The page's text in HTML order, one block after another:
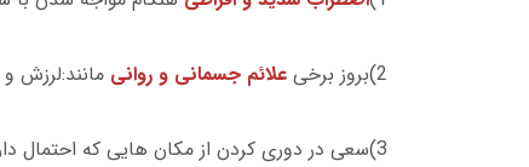
2)بروز برخی علائم جسمانی و روانی مانند:لرزش
3)سعی در دوری کردن از مکان هایی که احتمال دارد